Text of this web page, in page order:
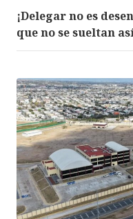
¡Delegar no es
que no se sueltan